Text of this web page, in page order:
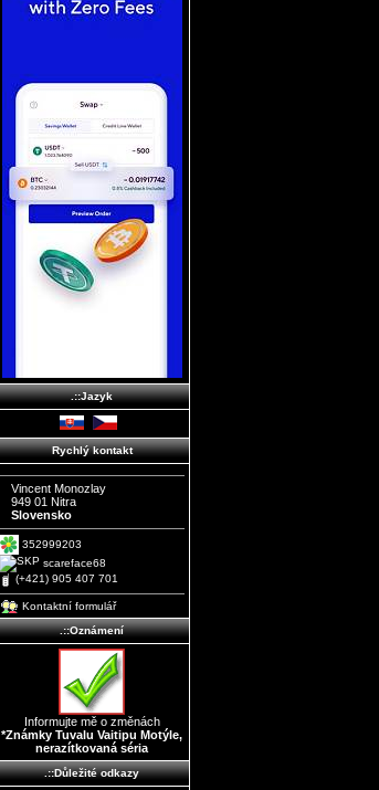
.::Jazyk
Rychlý kontakt
Vincent Monozlay
949 01 Nitra
Slovensko
352999203
scareface68
(+421) 905 407 701
Kontaktní formulář
.::Oznámení
Informujte mě o změnách
*Známky Tuvalu Vaitipu Motýle,
nerazítkovaná séria
.::Důležité odkazy